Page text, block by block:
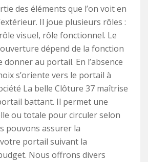
des éléments que l’on voit en
Il joue plusieurs rôles :
visuel, rôle fonctionnel. Le
dépend de la fonction
donner au portail. En l’absence
s’oriente vers le portail à
La belle Clôture 37 maîtrise
battant. Il permet une
ou totale pour circuler selon
pouvons assurer la
portail suivant la
Nous offrons divers